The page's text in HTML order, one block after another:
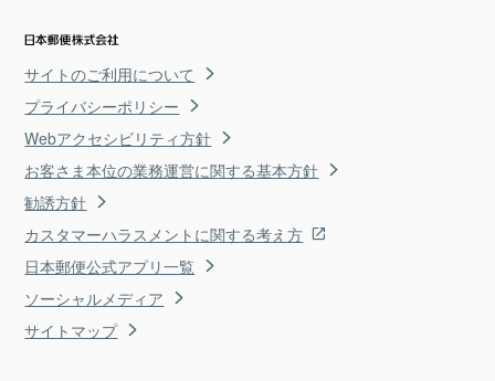
サイトのご利用について
プライバシーポリシー
Webアクセシビリティ方針
お客さま本位の業務運営に関する基本方針
勧誘方針
カスタマーハラスメントに関する考え方
日本郵便公式アプリ一覧
ソーシャルメディア
サイトマップ